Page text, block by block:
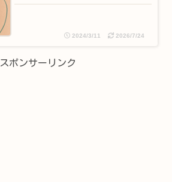
2024/3/11 2026/7/24
スポンサーリンク